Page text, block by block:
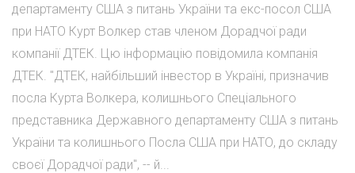
департаменту США з питань України та екс-посол США
при НАТО Курт Волкер став членом Дорадчої ради
компанії ДТЕК. Цю інформацію повідомила компанія
ДТЕК. "ДТЕК, найбільший інвестор в Україні, призначив
посла Курта Волкера, колишнього Спеціального
представника Державного департаменту США з питань
України та колишнього Посла США при НАТО, до складу
своєї Дорадчої ради", -- й...